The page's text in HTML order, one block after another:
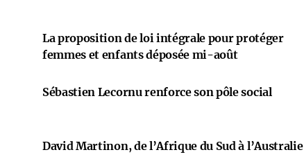
La proposition de loi intégrale pour protéger
femmes et enfants déposée mi-août
Sébastien Lecornu renforce son pôle social
David Martinon, de l’Afrique du Sud à l’Australie